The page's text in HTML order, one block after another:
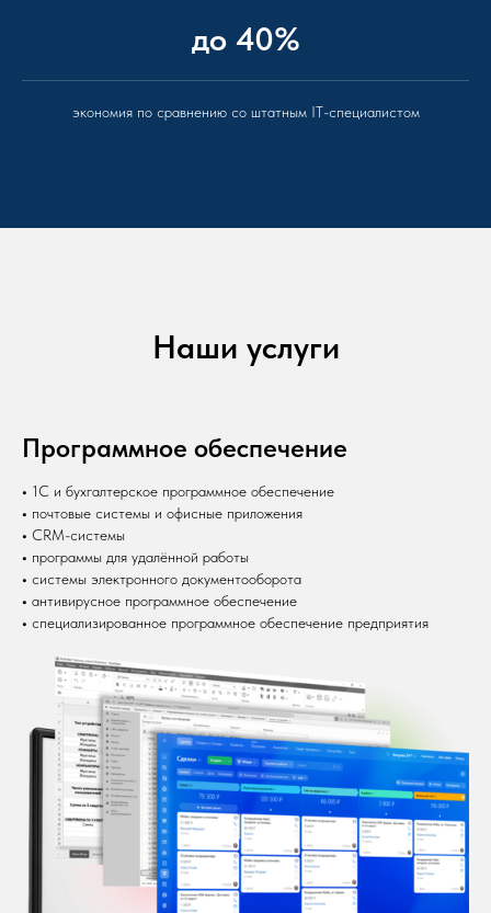
до 40%
экономия по сравнению со штатным IT-специалистом
Наши услуги
Программное обеспечение
• 1С и бухгалтерское программное обеспечение
• почтовые системы и офисные приложения
• CRM-системы
• программы для удалённой работы
• системы электронного документооборота
• антивирусное программное обеспечение
• специализированное программное обеспечение предприятия